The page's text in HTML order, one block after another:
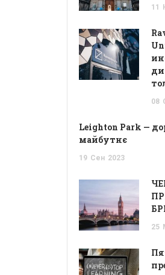
11
08
Leighton Park —
майбутнє
19 Сен 2023
25